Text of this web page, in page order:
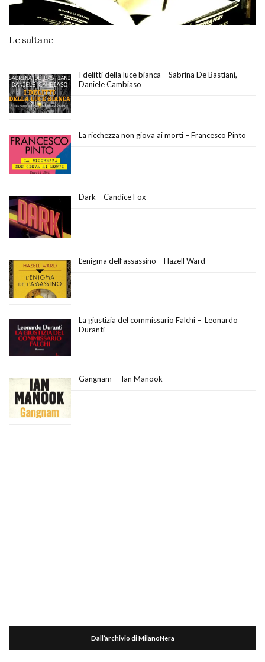
Le sultane
I delitti della luce bianca – Sabrina De Bastiani,
Daniele Cambiaso
La ricchezza non giova ai morti – Francesco Pinto
Dark – Candice Fox
L’enigma dell’assassino – Hazell Ward
La giustizia del commissario Falchi – Leonardo
Duranti
Gangnam – Ian Manook
Dall’archivio di MilanoNera